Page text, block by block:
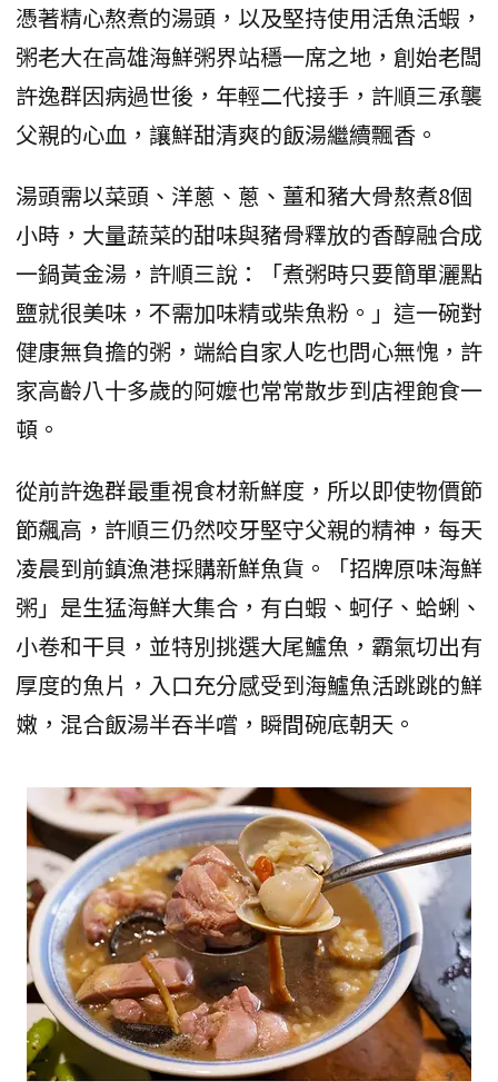
憑著精心熬煮的湯頭，以及堅持使用活魚活蝦，
粥老大在高雄海鮮粥界站穩一席之地，創始老闆
許逸群因病過世後，年輕二代接手，許順三承襲
父親的心血，讓鮮甜清爽的飯湯繼續飄香。
湯頭需以菜頭、洋蔥、蔥、薑和豬大骨熬煮8個
小時，大量蔬菜的甜味與豬骨釋放的香醇融合成
一鍋黃金湯，許順三說：「煮粥時只要簡單灑點
鹽就很美味，不需加味精或柴魚粉。」這一碗對
健康無負擔的粥，端給自家人吃也問心無愧，許
家高齡八十多歲的阿嬤也常常散步到店裡飽食一
頓。
從前許逸群最重視食材新鮮度，所以即使物價節
節飆高，許順三仍然咬牙堅守父親的精神，每天
凌晨到前鎮漁港採購新鮮魚貨。「招牌原味海鮮
粥」是生猛海鮮大集合，有白蝦、蚵仔、蛤蜊、
小卷和干貝，並特別挑選大尾鱸魚，霸氣切出有
厚度的魚片，入口充分感受到海鱸魚活跳跳的鮮
嫩，混合飯湯半吞半嚐，瞬間碗底朝天。